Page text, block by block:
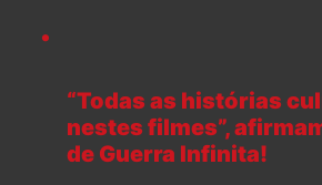
“Todas as histórias
nestes filmes”,
de Guerra Infinita!